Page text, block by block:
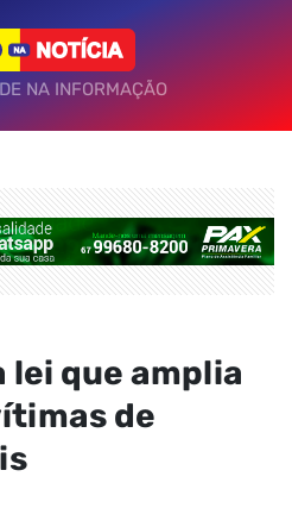
NA INFORMAÇÃO
lei que amplia
de